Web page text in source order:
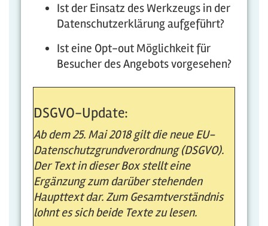
Ist der Einsatz des Werkzeugs in der
Datenschutzerklärung aufgeführt?
Ist eine Opt-out Möglichkeit für
Besucher des Angebots vorgesehen?
DSGVO-Update:
Ab dem 25. Mai 2018 gilt die neue EU-
Datenschutzgrundverordnung (DSGVO).
Der Text in dieser Box stellt eine
Ergänzung zum darüber stehenden
Haupttext dar. Zum Gesamtverständnis
lohnt es sich beide Texte zu lesen.